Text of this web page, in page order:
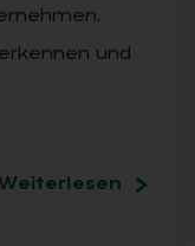
und
Weiterlesen